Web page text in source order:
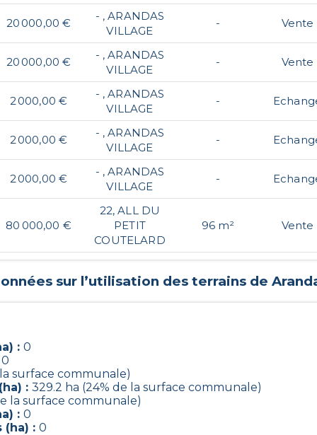
20 000,00 €
- , ARANDAS
VILLAGE
- Vente
20 000,00 €
- , ARANDAS
VILLAGE
- Vente
2 000,00 €
- , ARANDAS
VILLAGE
-
2 000,00 €
- , ARANDAS
VILLAGE
-
2 000,00 €
- , ARANDAS
VILLAGE
-
80 000,00 €
22, ALL DU
PETIT
COUTELARD
96 m² Vente
sur l’utilisation des terrains de
: 0
0
la surface communale)
: 329.2 ha (24% de la surface communale)
la surface communale)
: 0
(ha) : 0